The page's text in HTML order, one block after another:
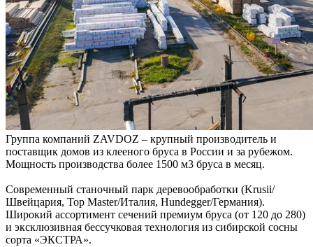
Группа компаний ZAVDOZ – крупный производитель и
поставщик домов из клееного бруса в России и за рубежом.
Мощность производства более 1500 м3 бруса в месяц.
Современный станочный парк деревообработки (Krusii/
Швейцария, Top Master/Италия, Hundegger/Германия).
Широкий ассортимент сечений премиум бруса (от 120 до 280)
и эксклюзивная бессучковая технология из сибирской сосны
сорта «ЭКСТРА».